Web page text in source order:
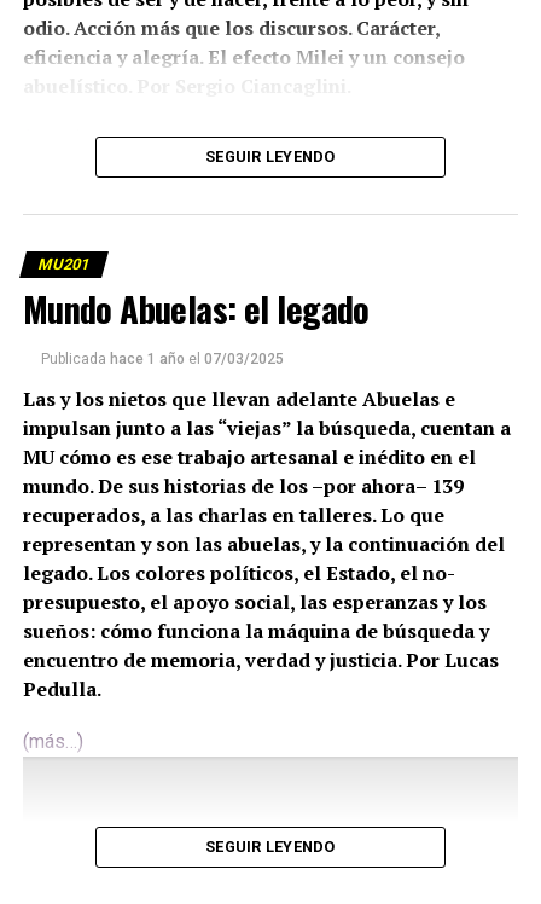
odio. Acción más que los discursos. Carácter,
eficiencia y alegría. El efecto Milei y un consejo
SEGUIR LEYENDO
MU201
Mundo Abuelas: el legado
Publicada hace 1 año el 07/03/2025
Las y los nietos que llevan adelante Abuelas e
impulsan junto a las “viejas” la búsqueda, cuentan a
MU cómo es ese trabajo artesanal e inédito en el
mundo. De sus historias de los –por ahora– 139
recuperados, a las charlas en talleres. Lo que
representan y son las abuelas, y la continuación del
legado. Los colores políticos, el Estado, el no-
presupuesto, el apoyo social, las esperanzas y los
sueños: cómo funciona la máquina de búsqueda y
encuentro de memoria, verdad y justicia. Por Lucas
Pedulla.
(más…)
SEGUIR LEYENDO